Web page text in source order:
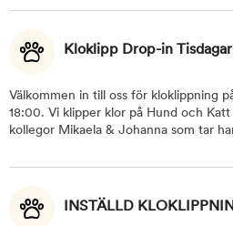
Kloklipp Drop-in
Välkommen in till oss för kloklippning
18:00. Vi klipper klor på Hund och
kollegor Mikaela & Johanna som tar
INSTÄLLD